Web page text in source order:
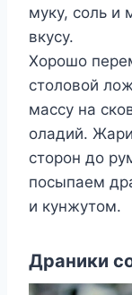
муку, соль и
вкусу.
Хорошо
столовой
массу на
оладий.
сторон до
посыпаем
и кунжутом.
Драники